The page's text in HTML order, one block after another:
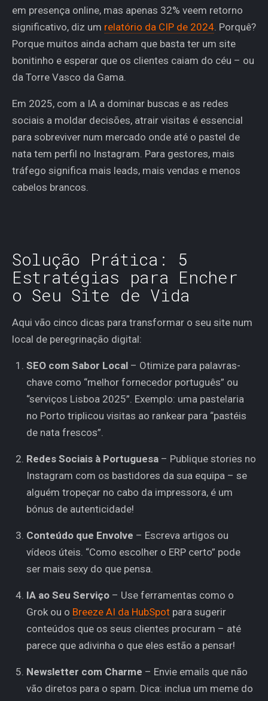
em presença online, mas apenas 32% veem retorno
significativo, diz um relatório da CIP de 2024 . Porquê?
Porque muitos ainda acham que basta ter um site
bonitinho e esperar que os clientes caiam do céu – ou
da Torre Vasco da Gama.
Em 2025, com a IA a dominar buscas e as redes
sociais a moldar decisões, atrair visitas é essencial
para sobreviver num mercado onde até o pastel de
nata tem perfil no Instagram. Para gestores, mais
tráfego significa mais leads, mais vendas e menos
cabelos brancos.
Solução Prática: 5
Estratégias para Encher
o Seu Site de Vida
Aqui vão cinco dicas para transformar o seu site num
local de peregrinação digital:
SEO com Sabor Local – Otimize para palavras-
chave como “melhor fornecedor português” ou
“serviços Lisboa 2025”. Exemplo: uma pastelaria
no Porto triplicou visitas ao rankear para “pastéis
de nata frescos”.
Redes Sociais à Portuguesa – Publique stories no
Instagram com os bastidores da sua equipa – se
alguém tropeçar no cabo da impressora, é um
bónus de autenticidade!
Conteúdo que Envolve – Escreva artigos ou
vídeos úteis. “Como escolher o ERP certo” pode
ser mais sexy do que pensa.
IA ao Seu Serviço – Use ferramentas como o
Grok ou o Breeze AI da HubSpot para sugerir
conteúdos que os seus clientes procuram – até
parece que adivinha o que eles estão a pensar!
Newsletter com Charme – Envie emails que não
vão diretos para o spam. Dica: inclua um meme do